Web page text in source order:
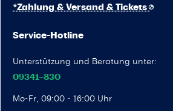
Service-Hotline
Unterstützung und Beratung unter:
09341–830
Mo-Fr, 09:00 - 16:00 Uhr
*Zahlung & Versand & Tickets